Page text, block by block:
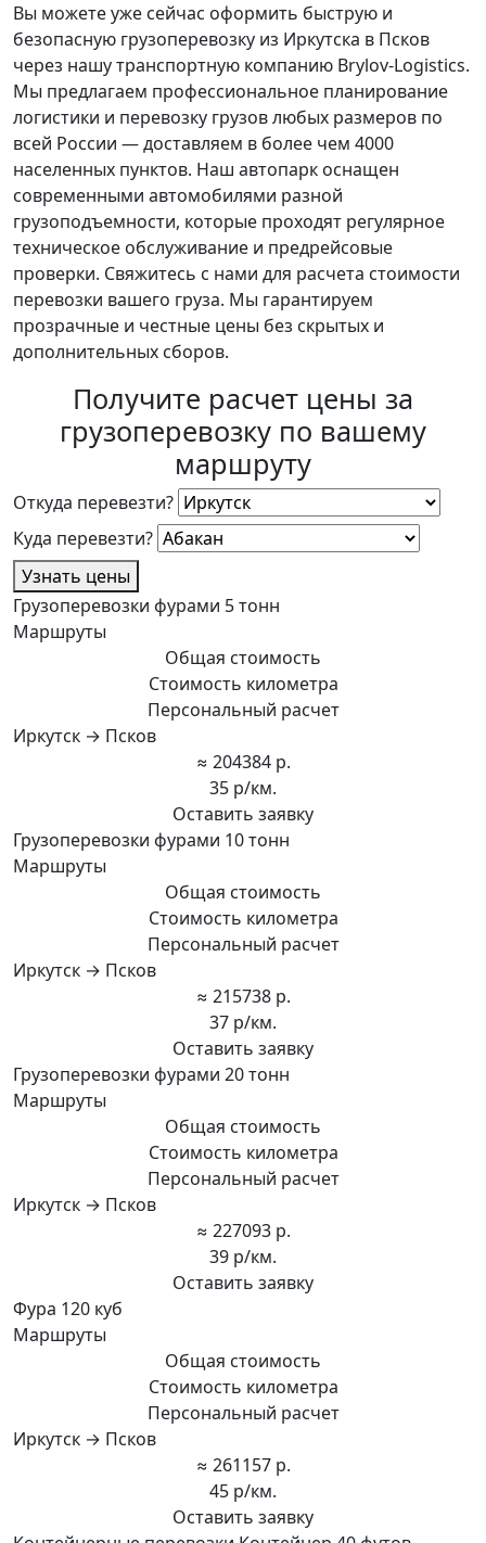
Вы можете уже сейчас оформить быструю и
безопасную грузоперевозку из Иркутска в Псков
через нашу транспортную компанию Brylov-Logistics.
Мы предлагаем профессиональное планирование
логистики и перевозку грузов любых размеров по
всей России — доставляем в более чем 4000
населенных пунктов. Наш автопарк оснащен
современными автомобилями разной
грузоподъемности, которые проходят регулярное
техническое обслуживание и предрейсовые
проверки. Свяжитесь с нами для расчета стоимости
перевозки вашего груза. Мы гарантируем
прозрачные и честные цены без скрытых и
дополнительных сборов.
Получите расчет цены за
грузоперевозку по вашему
маршруту
Откуда перевезти?
Куда перевезти?
Узнать цены
Грузоперевозки фурами 5 тонн
Маршруты
Общая стоимость
Стоимость километра
Персональный расчет
Иркутск → Псков
≈ 204384 р.
35 р/км.
Оставить заявку
Грузоперевозки фурами 10 тонн
Маршруты
Общая стоимость
Стоимость километра
Персональный расчет
Иркутск → Псков
≈ 215738 р.
37 р/км.
Оставить заявку
Грузоперевозки фурами 20 тонн
Маршруты
Общая стоимость
Стоимость километра
Персональный расчет
Иркутск → Псков
≈ 227093 р.
39 р/км.
Оставить заявку
Фура 120 куб
Маршруты
Общая стоимость
Стоимость километра
Персональный расчет
Иркутск → Псков
≈ 261157 р.
45 р/км.
Оставить заявку